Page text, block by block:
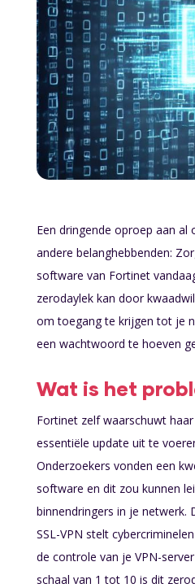
Over
Een dringende oproep aan al
andere belanghebbenden:
software van Fortinet
zerodaylek kan door
om toegang te krijgen tot je
een wachtwoord te hoeven
Wat is het
Fortinet zelf waarschuwt
essentiële update uit te
Onderzoekers vonden een
software en dit zou kunnen
binnendringers in je netwerk.
SSL-VPN stelt
de controle van je VPN-
schaal van 1 tot 10 is dit